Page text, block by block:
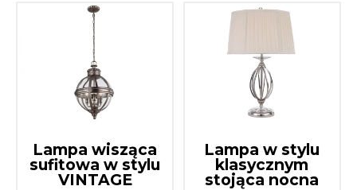
Lampa wisząca
sufitowa w stylu
VINTAGE
Lampa w stylu
klasycznym
stojąca nocna